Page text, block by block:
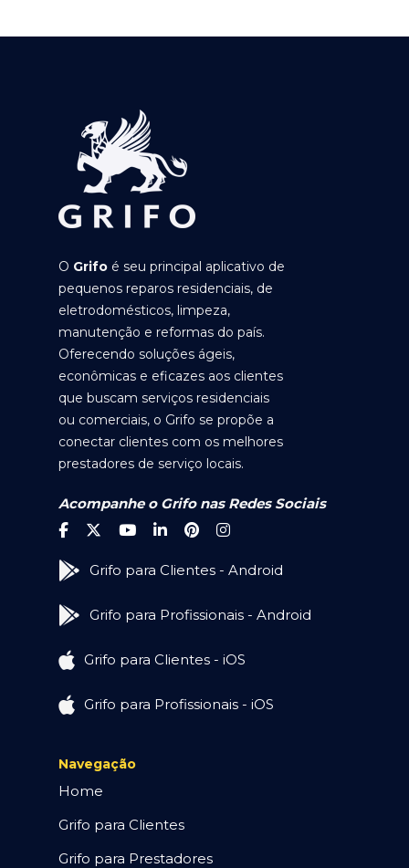
O Grifo é seu principal aplicativo de
pequenos reparos residenciais, de
eletrodomésticos, limpeza,
manutenção e reformas do país.
Oferecendo soluções ágeis,
econômicas e eficazes aos clientes
que buscam serviços residenciais
ou comerciais, o Grifo se propõe a
conectar clientes com os melhores
prestadores de serviço locais.
Acompanhe o Grifo nas Redes Sociais
Grifo para Clientes - Android
Grifo para Profissionais - Android
Grifo para Clientes - iOS
Grifo para Profissionais - iOS
Navegação
Home
Grifo para Clientes
Grifo para Prestadores